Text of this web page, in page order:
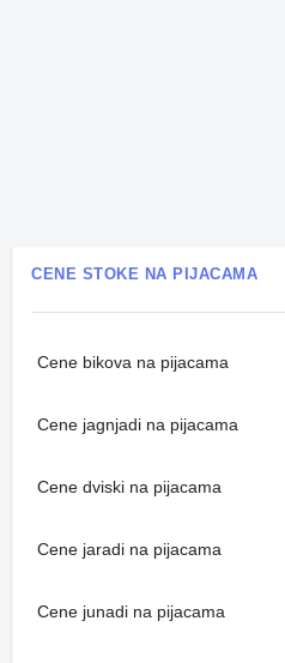
CENE STOKE NA PIJACAMA
Cene bikova na pijacama
Cene jagnjadi na pijacama
Cene dviski na pijacama
Cene jaradi na pijacama
Cene junadi na pijacama